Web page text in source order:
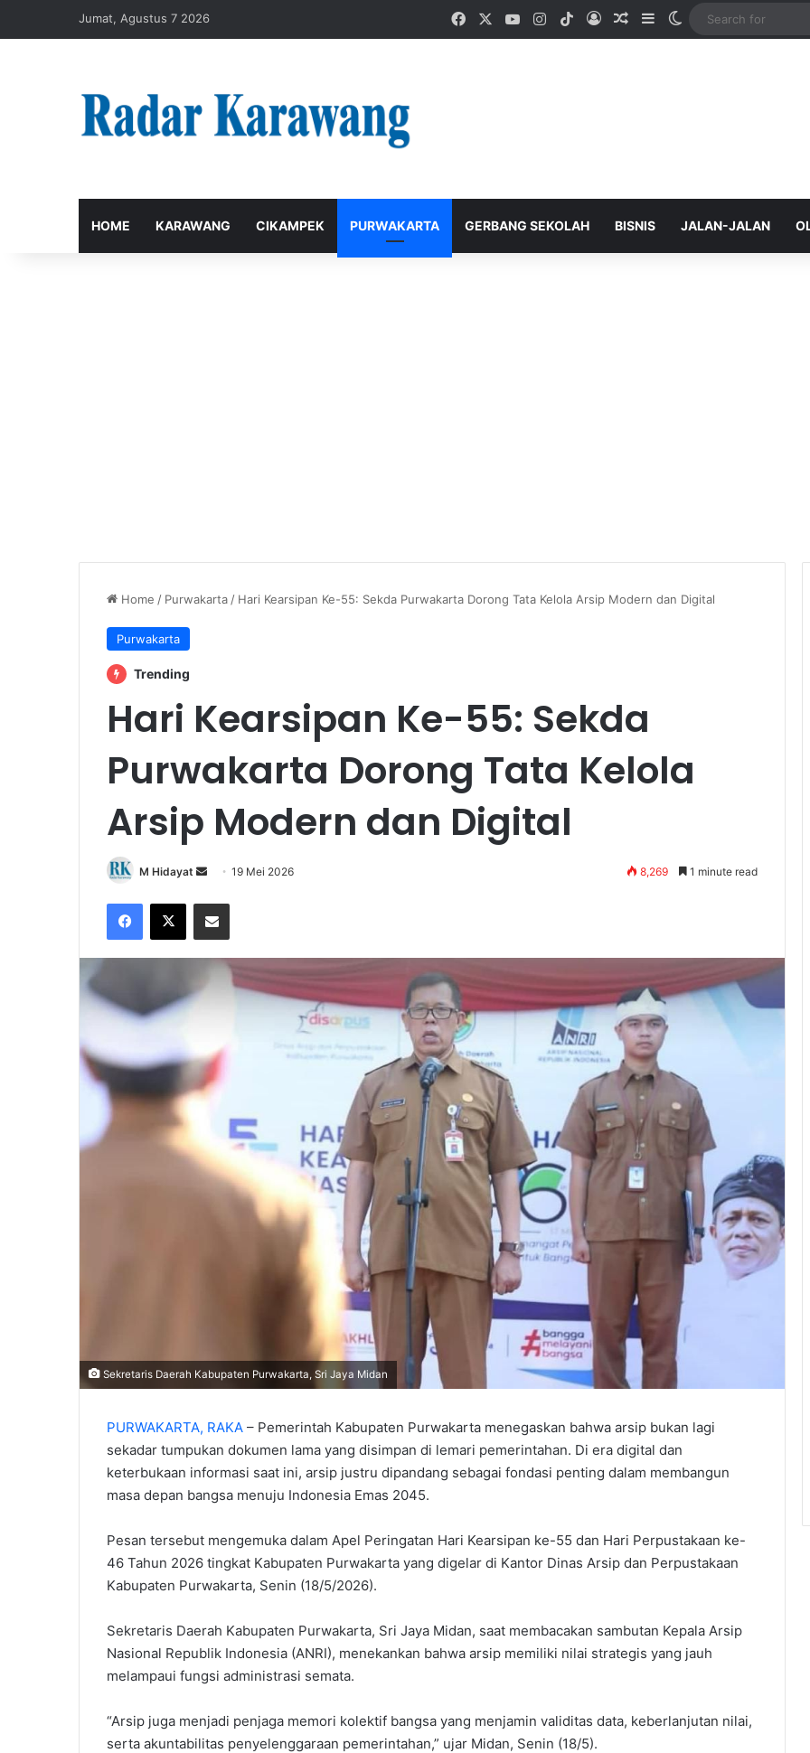
Jumat, Agustus 7 2026 FacebookYouTubeInstagram
TikTokLog InRandom Article
SidebarSwitch skin
HOME KARAWANG CIKAMPEK PURWAKARTA GERBANG SEKOLAH BISNIS JALAN-JALAN
Home / Purwakarta / Hari Kearsipan Ke-55: Sekda Purwakarta Dorong Tata Kelola Arsip Modern dan Digital
Purwakarta
Trending
Hari Kearsipan Ke-55: Sekda
Purwakarta Dorong Tata Kelola
Arsip Modern dan Digital
M Hidayat
Send
email
19 Mei 2026 8,269 1 minute read
Facebook
X Share via Email
‎Sekretaris Daerah Kabupaten Purwakarta, Sri Jaya Midan
PURWAKARTA, RAKA – Pemerintah Kabupaten Purwakarta menegaskan bahwa arsip bukan lagi
sekadar tumpukan dokumen lama yang disimpan di lemari pemerintahan. Di era digital dan
keterbukaan informasi saat ini, arsip justru dipandang sebagai fondasi penting dalam membangun
masa depan bangsa menuju Indonesia Emas 2045.
‎Pesan tersebut mengemuka dalam Apel Peringatan Hari Kearsipan ke-55 dan Hari Perpustakaan ke-
46 Tahun 2026 tingkat Kabupaten Purwakarta yang digelar di Kantor Dinas Arsip dan Perpustakaan
Kabupaten Purwakarta, Senin (18/5/2026).
‎Sekretaris Daerah Kabupaten Purwakarta, Sri Jaya Midan, saat membacakan sambutan Kepala Arsip
Nasional Republik Indonesia (ANRI), menekankan bahwa arsip memiliki nilai strategis yang jauh
melampaui fungsi administrasi semata.
‎“Arsip juga menjadi penjaga memori kolektif bangsa yang menjamin validitas data, keberlanjutan nilai,
serta akuntabilitas penyelenggaraan pemerintahan,” ujar Midan, Senin (18/5).